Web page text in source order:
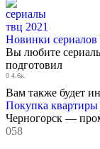
Новинки
Вы любите
подготовил
0 4.6к.
Вам также будет
Покупка квартиры
Черногорск —
058